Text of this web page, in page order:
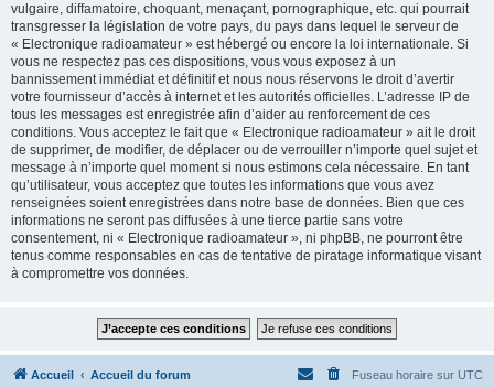
vulgaire, diffamatoire, choquant, menaçant, pornographique, etc. qui pourrait
transgresser la législation de votre pays, du pays dans lequel le serveur de
« Electronique radioamateur » est hébergé ou encore la loi internationale. Si
vous ne respectez pas ces dispositions, vous vous exposez à un
bannissement immédiat et définitif et nous nous réservons le droit d’avertir
votre fournisseur d’accès à internet et les autorités officielles. L’adresse IP de
tous les messages est enregistrée afin d’aider au renforcement de ces
conditions. Vous acceptez le fait que « Electronique radioamateur » ait le droit
de supprimer, de modifier, de déplacer ou de verrouiller n’importe quel sujet et
message à n’importe quel moment si nous estimons cela nécessaire. En tant
qu’utilisateur, vous acceptez que toutes les informations que vous avez
renseignées soient enregistrées dans notre base de données. Bien que ces
informations ne seront pas diffusées à une tierce partie sans votre
consentement, ni « Electronique radioamateur », ni phpBB, ne pourront être
tenus comme responsables en cas de tentative de piratage informatique visant
à compromettre vos données.
Accueil Accueil du forum Fuseau horaire sur UTC